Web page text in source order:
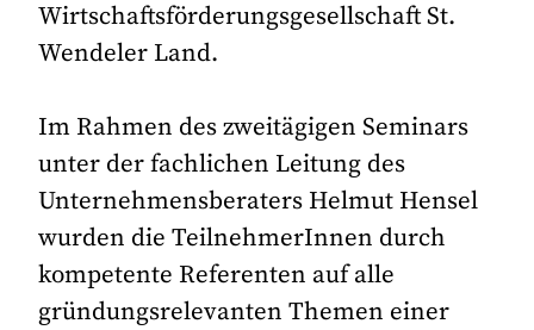
Wirtschaftsförderungsgesellschaft St.
Wendeler Land.
Im Rahmen des zweitägigen Seminars
unter der fachlichen Leitung des
Unternehmensberaters Helmut Hensel
wurden die TeilnehmerInnen durch
kompetente Referenten auf alle
gründungsrelevanten Themen einer